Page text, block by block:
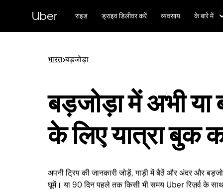
पर
Uber राइड ड्राइव डिलीवर करें व्यवसाय के बारे में
भारत>बड़जोड़ा
बड़जोड़ा में अभी या
के लिए यात्रा बुक
अपनी ट्रिप की जानकारी जोड़ें, गाड़ी में बैठें और अंदर और
घूमें। या 90 दिन पहले तक किसी भी समय Uber रिज़र्व के